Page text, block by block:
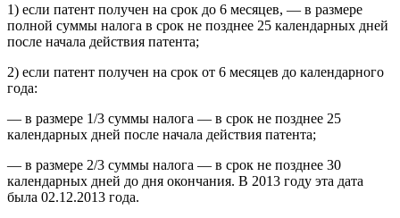
1) если патент получен на срок до 6 месяцев, — в размере
полной суммы налога в срок не позднее 25 календарных дней
после начала действия патента;
2) если патент получен на срок от 6 месяцев до календарного
года:
— в размере 1/3 суммы налога — в срок не позднее 25
календарных дней после начала действия патента;
— в размере 2/3 суммы налога — в срок не позднее 30
календарных дней до дня окончания. В 2013 году эта дата
была 02.12.2013 года.